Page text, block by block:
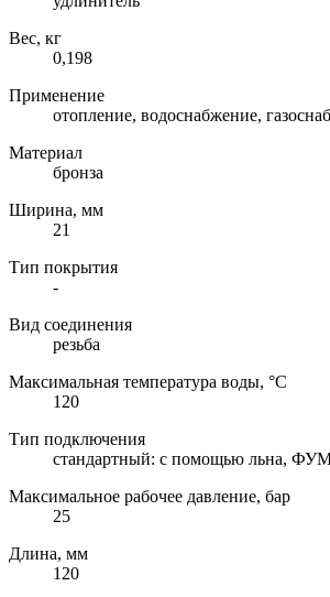
Вес, кг
0,198
Применение
отопление, водоснабжение,
Материал
бронза
Ширина, мм
21
Тип покрытия
-
Вид соединения
резьба
Максимальная температура воды, °C
120
Тип подключения
стандартный: с помощью льна,
Максимальное рабочее давление, бар
25
Длина, мм
120